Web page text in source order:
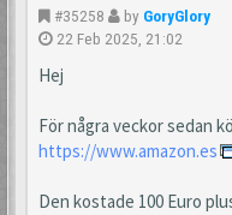
#35258 by GoryGlory
22 Feb 2025, 21:02
Hej
För några veckor sedan
https://www.amazon.es
Den kostade 100 Euro